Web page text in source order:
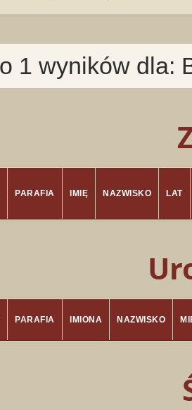
1 wyników dla:
PARAFIA IMIĘ NAZWISKO LAT
PARAFIA IMIONA NAZWISKO